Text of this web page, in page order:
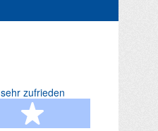
sehr zufrieden
5 Sterne